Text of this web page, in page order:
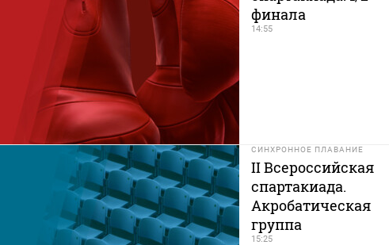
финала
14:55
СИНХРОННОЕ ПЛАВАНИЕ
II Всероссийская
спартакиада.
Акробатическая
группа
15:25